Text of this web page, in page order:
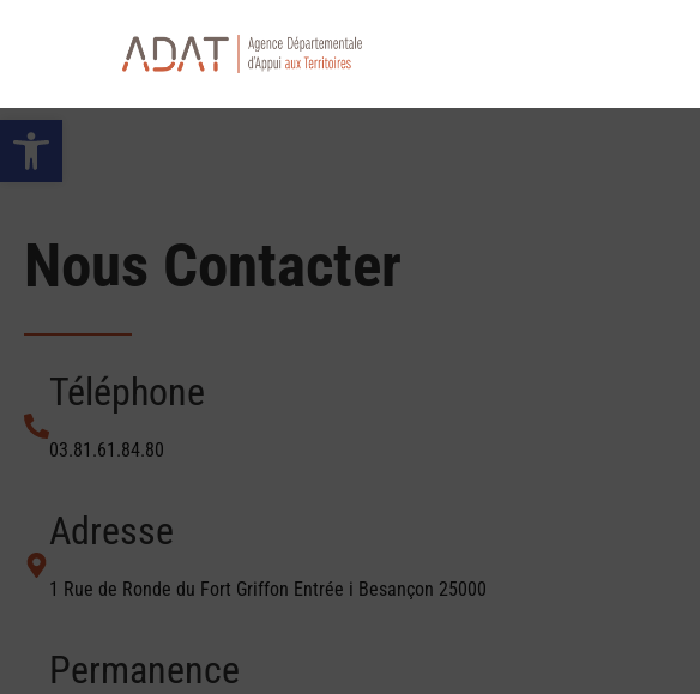
Ouvrir la barre d’outils
Nous Contacter
Téléphone
03.81.61.84.80
Adresse
1 Rue de Ronde du Fort Griffon Entrée i Besançon 25000
Permanence